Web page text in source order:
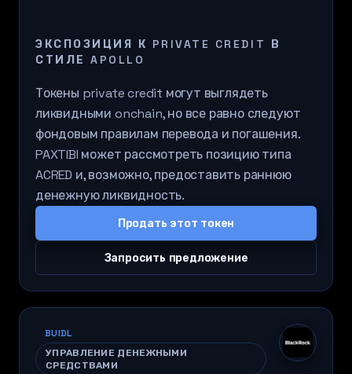
ЭКСПОЗИЦИЯ К PRIVATE CREDIT В
СТИЛЕ APOLLO
Токены private credit могут выглядеть
ликвидными onchain, но все равно следуют
фондовым правилам перевода и погашения.
PAXTIBI может рассмотреть позицию типа
ACRED и, возможно, предоставить раннюю
денежную ликвидность.
Продать этот токен
Запросить предложение
BUIDL
УПРАВЛЕНИЕ ДЕНЕЖНЫМИ
СРЕДСТВАМИ